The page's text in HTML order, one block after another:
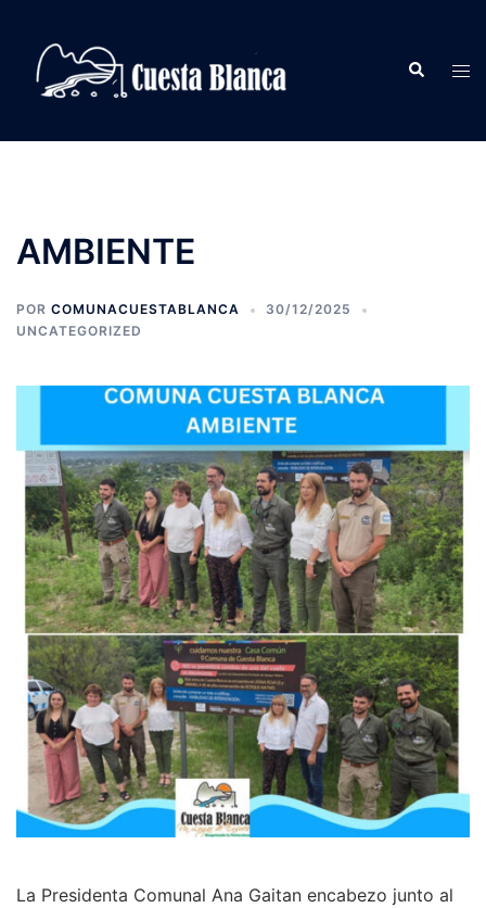
contenido
Buscar
AMBIENTE
POR COMUNACUESTABLANCA
30/12/2025
UNCATEGORIZED
La Presidenta Comunal Ana Gaitan encabezo junto al